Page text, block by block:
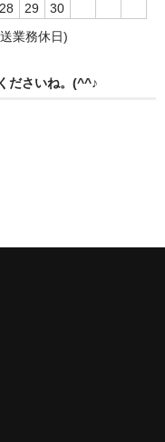
28 29
30
業務休日)
ださいね。(^^♪